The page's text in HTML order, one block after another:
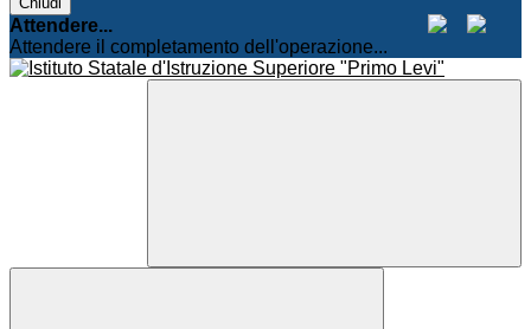
Attendere...
Attendere il completamento dell'operazione...